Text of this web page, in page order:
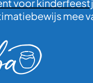
voor
mee